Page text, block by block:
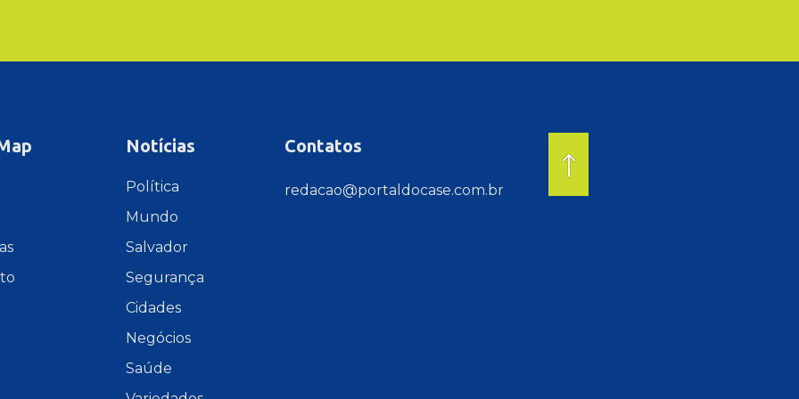
Notícias
Política
Mundo
Salvador
Segurança
Cidades
Negócios
Saúde
Contatos
redacao@portaldocase.com.br